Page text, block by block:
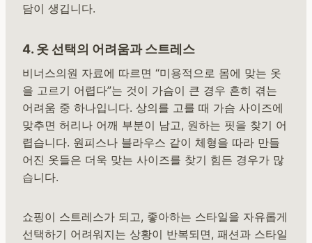
담이 생깁니다.
4. 옷 선택의 어려움과 스트레스
비너스의원 자료에 따르면 “미용적으로 몸에 맞는 옷
을 고르기 어렵다”는 것이 가슴이 큰 경우 흔히 겪는
어려움 중 하나입니다. 상의를 고를 때 가슴 사이즈에
맞추면 허리나 어깨 부분이 남고, 원하는 핏을 찾기 어
렵습니다. 원피스나 블라우스 같이 체형을 따라 만들
어진 옷들은 더욱 맞는 사이즈를 찾기 힘든 경우가 많
습니다.
쇼핑이 스트레스가 되고, 좋아하는 스타일을 자유롭게
선택하기 어려워지는 상황이 반복되면, 패션과 스타일